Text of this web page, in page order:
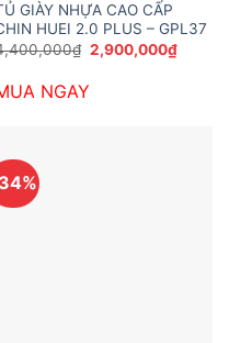
GIÀY NHỰA CAO CẤP
HUEI 2.0 PLUS – GPL37
₫ Giá
gốc
4,400,000₫.
2,900,000₫Giá
hiện
NGAY